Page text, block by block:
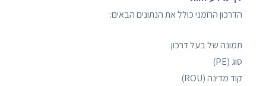
הדרכון הרומני כולל את הנתונים הבאים:
תמונה של בעל דרכון
סוג (PE)
קוד מדינה (ROU)